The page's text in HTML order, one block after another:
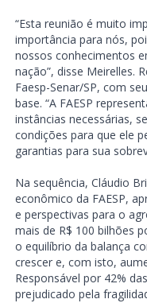
“Esta reunião é muito
importância para nós,
nossos conhecimentos
nação”, disse Meirelles.
Faesp-Senar/SP, com
base. “A FAESP
instâncias necessárias,
condições para que ele
garantias para sua
Na sequência, Cláudio
econômico da FAESP,
e perspectivas para o
mais de R$ 100 bilhões
o equilíbrio da balança
crescer e, com isto,
Responsável por 42%
prejudicado pela